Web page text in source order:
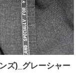
ズ)_グレーシャー